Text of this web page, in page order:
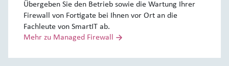
Übergeben Sie den Betrieb sowie die Wartung Ihrer
Firewall von Fortigate bei Ihnen vor Ort an die
Fachleute von SmartIT ab.
Mehr zu Managed Firewall